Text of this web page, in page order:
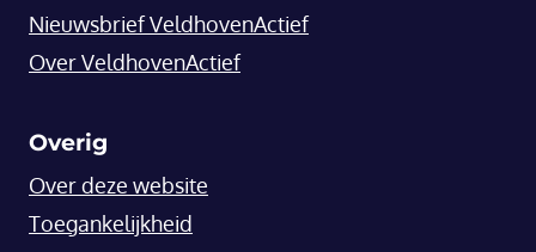
Nieuwsbrief VeldhovenActief
Over VeldhovenActief
Overig
Over deze website
Toegankelijkheid